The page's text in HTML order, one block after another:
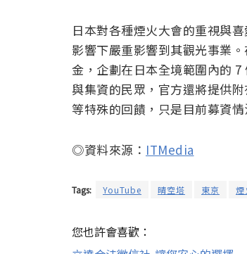
日本對各種煙火大會的重視與
影響下嚴重影響到其觀光事業
金，企劃在日本全境範圍內的
與集資的民眾，官方還將提供
等特殊的回饋，只是目前募資
◎資料來源： ITMedia
Tags: YouTube 晴空塔 東京 煙
您也許會喜歡：